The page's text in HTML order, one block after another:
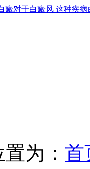
癜对于白癜风 这种疾病
为： 首